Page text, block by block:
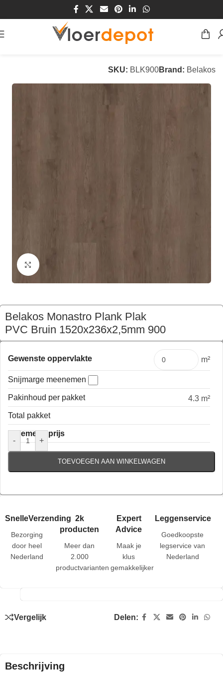
/Vloeren/PVC Vloeren
SKU: BLK900Brand: Belakos
Klik om te vergroten
Belakos Monastro Plank Plak
PVC Bruin 1520x236x2,5mm 900
€203,17 Pakket
Gewenste oppervlakte m²
Snijmarge meenemen
Pakinhoud per pakket
4.3 m²
Total pakket
Algemene prijs
-
+
TOEVOEGEN AAN WINKELWAGEN
SnelleVerzending
Bezorging
door heel
Nederland
2k
producten
Meer dan
2.000
productvarianten
Expert
Advice
Maak je
klus
gemakkelijker
Leggenservice
Goedkoopste
legservice van
Nederland
Vergelijk Delen:
Beschrijving